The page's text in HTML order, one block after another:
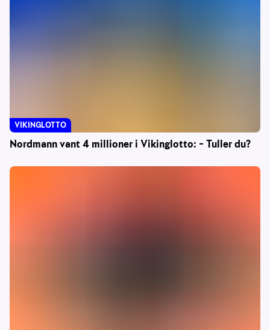
Nordmann vant 4 millioner i Vikinglotto: – Tuller du?
VIKINGLOTTO